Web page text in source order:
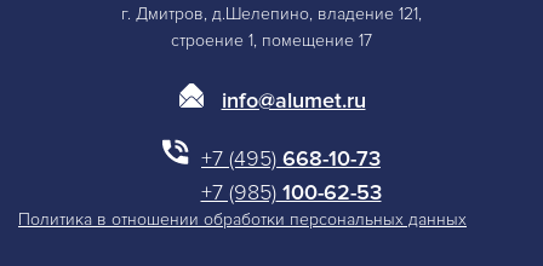
г. Дмитров, д.Шелепино, владение 121,
строение 1, помещение 17
info@alumet.ru
+7 (495) 668-10-73
+7 (985)100-62-53
Политика в отношении обработки персональных данных